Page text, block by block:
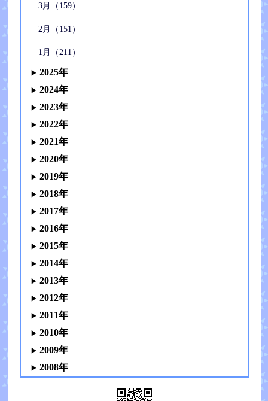
3月（159）
2月（151）
1月（211）
2025年
2024年
2023年
2022年
2021年
2020年
2019年
2018年
2017年
2016年
2015年
2014年
2013年
2012年
2011年
2010年
2009年
2008年